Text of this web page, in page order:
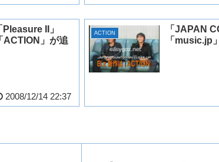
II」
ACTION」が追
2008/12/14 22:37
ACTION
「JAPAN
「music.jp